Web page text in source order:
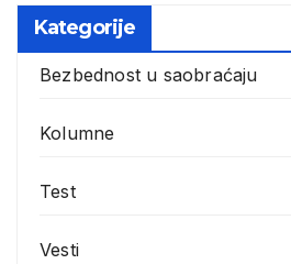
Kategorije
Bezbednost u saobraćaju
Kolumne
Test
Vesti